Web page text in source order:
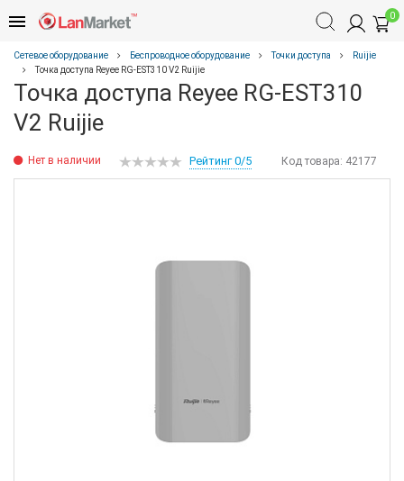
0
Сетевое оборудование Беспроводное оборудование Точки доступа
Ruijie
Точка доступа Reyee RG-EST310 V2 Ruijie
Точка доступа Reyee RG-EST310
V2 Ruijie
Нет в наличии Код товара: 42177
Рейтинг 0/5